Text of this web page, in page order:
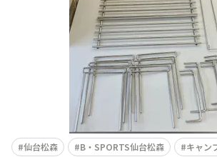
ます🏕️早速使ってる様子
仙台松森 B・SPORTS仙台松森 キャン